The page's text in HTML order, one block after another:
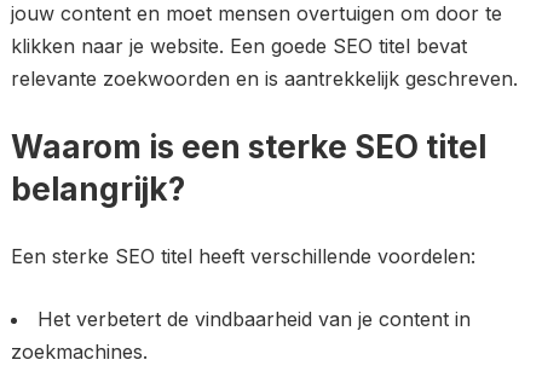
jouw content en moet mensen overtuigen om door te
klikken naar je website. Een goede SEO titel bevat
relevante zoekwoorden en is aantrekkelijk geschreven.
Waarom is een sterke SEO titel
belangrijk?
Een sterke SEO titel heeft verschillende voordelen:
Het verbetert de vindbaarheid van je content in
zoekmachines.